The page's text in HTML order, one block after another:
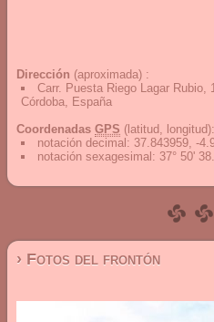
Dirección (aproximada) :
Carr. Puesta Riego Lagar Rubio,
Córdoba, España
Coordenadas GPS (latitud, longitud):
notación decimal : 37.843959, -
notación sexagesimal : 37° 50'
› Fotos del frontón